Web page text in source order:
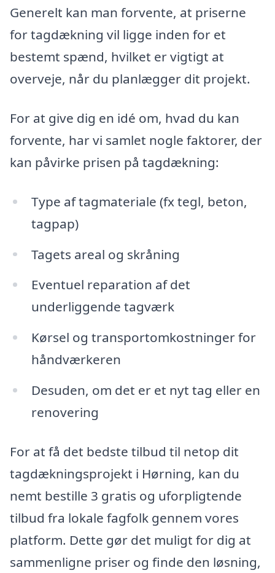
Generelt kan man forvente, at priserne
for tagdækning vil ligge inden for et
bestemt spænd, hvilket er vigtigt at
overveje, når du planlægger dit projekt.
For at give dig en idé om, hvad du kan
forvente, har vi samlet nogle faktorer, der
kan påvirke prisen på tagdækning:
Type af tagmateriale (fx tegl, beton,
tagpap)
Tagets areal og skråning
Eventuel reparation af det
underliggende tagværk
Kørsel og transportomkostninger for
håndværkeren
Desuden, om det er et nyt tag eller en
renovering
For at få det bedste tilbud til netop dit
tagdækningsprojekt i Hørning, kan du
nemt bestille 3 gratis og uforpligtende
tilbud fra lokale fagfolk gennem vores
platform. Dette gør det muligt for dig at
sammenligne priser og finde den løsning,